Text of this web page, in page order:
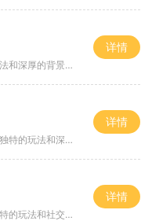
传奇游戏的魅力在于其丰富的玩法和深厚的背景故事。传奇世界元神手游秉承了这一传统，将经典的传奇元素与现代手游的便捷性相结合，创造出了一种全新的游戏体验。在这款游戏中，玩家可以选择不同的职业角色，如战士、法师和道士，各具特色，玩法各异。每个职业
详情
传奇游戏起源于经典的传奇，其独特的玩法和深厚的背景故事让玩家沉浸其中。传奇世界带元神手游继承了这一传统，将经典的元素与现代手机游戏的便捷性相结合，为玩家提供了一种全新的游戏体验。在这个虚拟的世界中，玩家将扮演不同的角色，与其他玩家一同探索、
详情
传奇游戏自诞生以来，就以其独特的玩法和社交元素深深吸引了玩家。玩家在游戏中可以选择不同的职业，进行角色扮演，体验不同的技能与战斗方式。游戏中的每一个角色都有其独特的背景故事和成长路径，玩家通过不断的冒险和挑战，逐步提升自己的角色实力。在传奇
详情